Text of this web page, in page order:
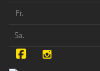
Fr.
Sa.
Facebook